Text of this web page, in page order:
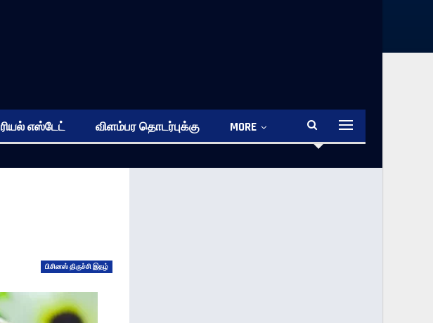
ரியல் எஸ்டேட் விளம்பர தொடர்புக்கு MORE
பிசினஸ் திருச்சி இதழ்